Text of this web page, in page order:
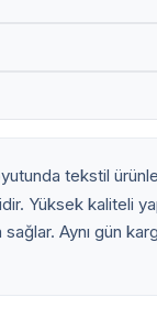
tekstil
Yüksek kaliteli
Aynı gün